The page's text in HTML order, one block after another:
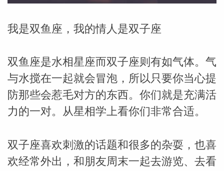
网_苏珊
苏珊米
我是双鱼座，我的情人是双子座
双鱼座是水相星座而双子座则有如气体。气
与水搅在一起就会冒泡，所以只要你当心提
防那些会惹毛对方的东西。你们就是充满活
力的一对。从星相学上看你们非常合适。
双子座喜欢刺激的话题和很多的杂耍，也喜
欢经常外出，和朋友周末一起去游览、去看